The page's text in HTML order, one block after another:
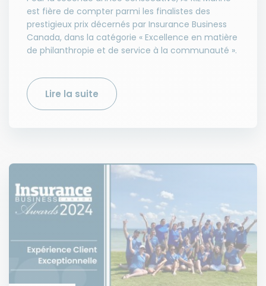
est fière de compter parmi les finalistes des
prestigieux prix décernés par Insurance Business
Canada, dans la catégorie « Excellence en matière
de philanthropie et de service à la communauté ».
Lire la suite